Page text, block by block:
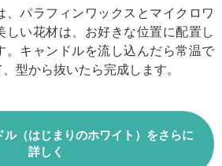
、パラフィンワックスとマイクロワ
しい花材は、お好きな位置に配置し
。キャンドルを流し込んだら常温で
型から抜いたら完成します。
ル（はじまりのホワイト）をさらに
詳しく